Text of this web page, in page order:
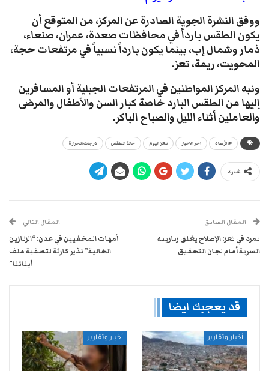
ووفق النشرة الجوية الصادرة عن المركز، من المتوقع أن
يكون الطقس بارداً في محافظات صعدة، عمران، صنعاء،
ذمار وشمال إب، بينما يكون بارداً نسبياً في مرتفعات حجة،
المحويت، ريمة، تعز.
ونبه المركز المواطنين في المرتفعات الجبلية أو المسافرين
إليها من الطقس البارد خاصة كبار السن والأطفال والمرضى
والعاملين أثناء الليل والصباح الباكر.
#الأرصاد اخر الاخبار تعز اليوم حالة الطقس درجات الحرارة
شارك
المقال السابق
تمرد في تعز: الإصلاح يغلق زنازينه
السرية أمام لجان التحقيق
المقال التالي
أمهات المخفيين في عدن: “الزنازين
الخالية” نذير كارثة لتصفية ملف
أبنائنا”
قد يعجبك ايضا
أخبار وتقارير أخبار وتقارير